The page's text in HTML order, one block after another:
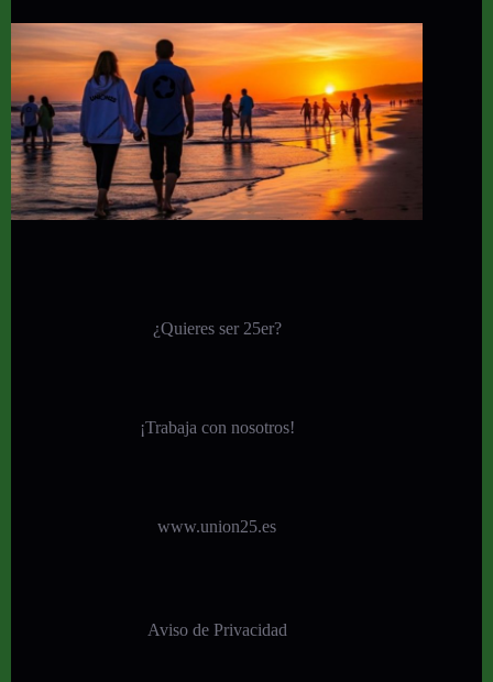
¿Quieres ser 25er?
¡Trabaja con nosotros!
www.union25.es
Aviso de Privacidad